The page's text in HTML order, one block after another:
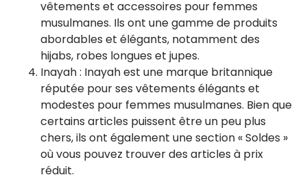
vêtements et accessoires pour femmes
musulmanes. Ils ont une gamme de produits
abordables et élégants, notamment des
hijabs, robes longues et jupes.
Inayah : Inayah est une marque britannique
réputée pour ses vêtements élégants et
modestes pour femmes musulmanes. Bien que
certains articles puissent être un peu plus
chers, ils ont également une section « Soldes »
où vous pouvez trouver des articles à prix
réduit.